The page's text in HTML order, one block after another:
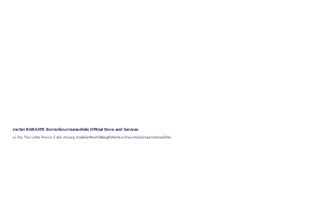
รายวิชา BABA3115 จัดการเรียนการสอนหัวข้อ Official Store and Services
ณ ร้าน The Little Prince Cafe สวนพลู ช่วยให้นักศึกษาได้เรียนรู้คำศัพท์และทักษะภาษาอังกฤษจากสถานที่จริง